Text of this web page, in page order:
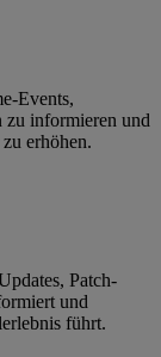
Events,
zu informieren und
erhöhen.
Patch-
und
führt.